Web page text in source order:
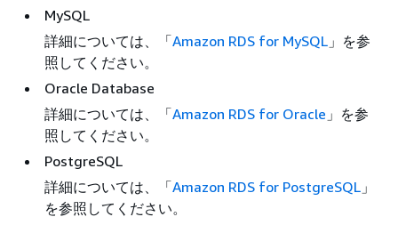
MySQL
詳細については、「Amazon RDS for MySQL 」を参
照してください。
Oracle Database
詳細については、「Amazon RDS for Oracle 」を参
照してください。
PostgreSQL
詳細については、「Amazon RDS for PostgreSQL 」
を参照してください。